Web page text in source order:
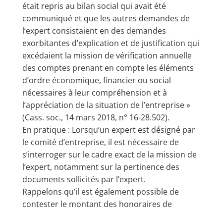
était repris au bilan social qui avait été
communiqué et que les autres demandes de
l’expert consistaient en des demandes
exorbitantes d’explication et de justification qui
excédaient la mission de vérification annuelle
des comptes prenant en compte les éléments
d’ordre économique, financier ou social
nécessaires à leur compréhension et à
l’appréciation de la situation de l’entreprise »
(Cass. soc., 14 mars 2018, n° 16-28.502).
En pratique : Lorsqu’un expert est désigné par
le comité d’entreprise, il est nécessaire de
s’interroger sur le cadre exact de la mission de
l’expert, notamment sur la pertinence des
documents sollicités par l’expert.
Rappelons qu’il est également possible de
contester le montant des honoraires de